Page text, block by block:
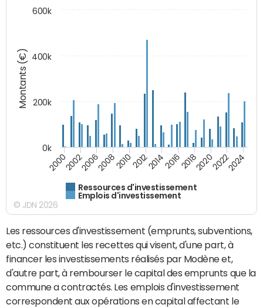
Montants (€)
Ressources d'investissement
Emplois d'investissement
200020022006200820102012201420162018202020222024
0k
200k
400k
600k
© JDN 2026
Les ressources d'investissement (emprunts, subventions,
etc.) constituent les recettes qui visent, d'une part, à
financer les investissements réalisés par Modène et,
d'autre part, à rembourser le capital des emprunts que la
commune a contractés. Les emplois d'investissement
correspondent aux opérations en capital affectant le